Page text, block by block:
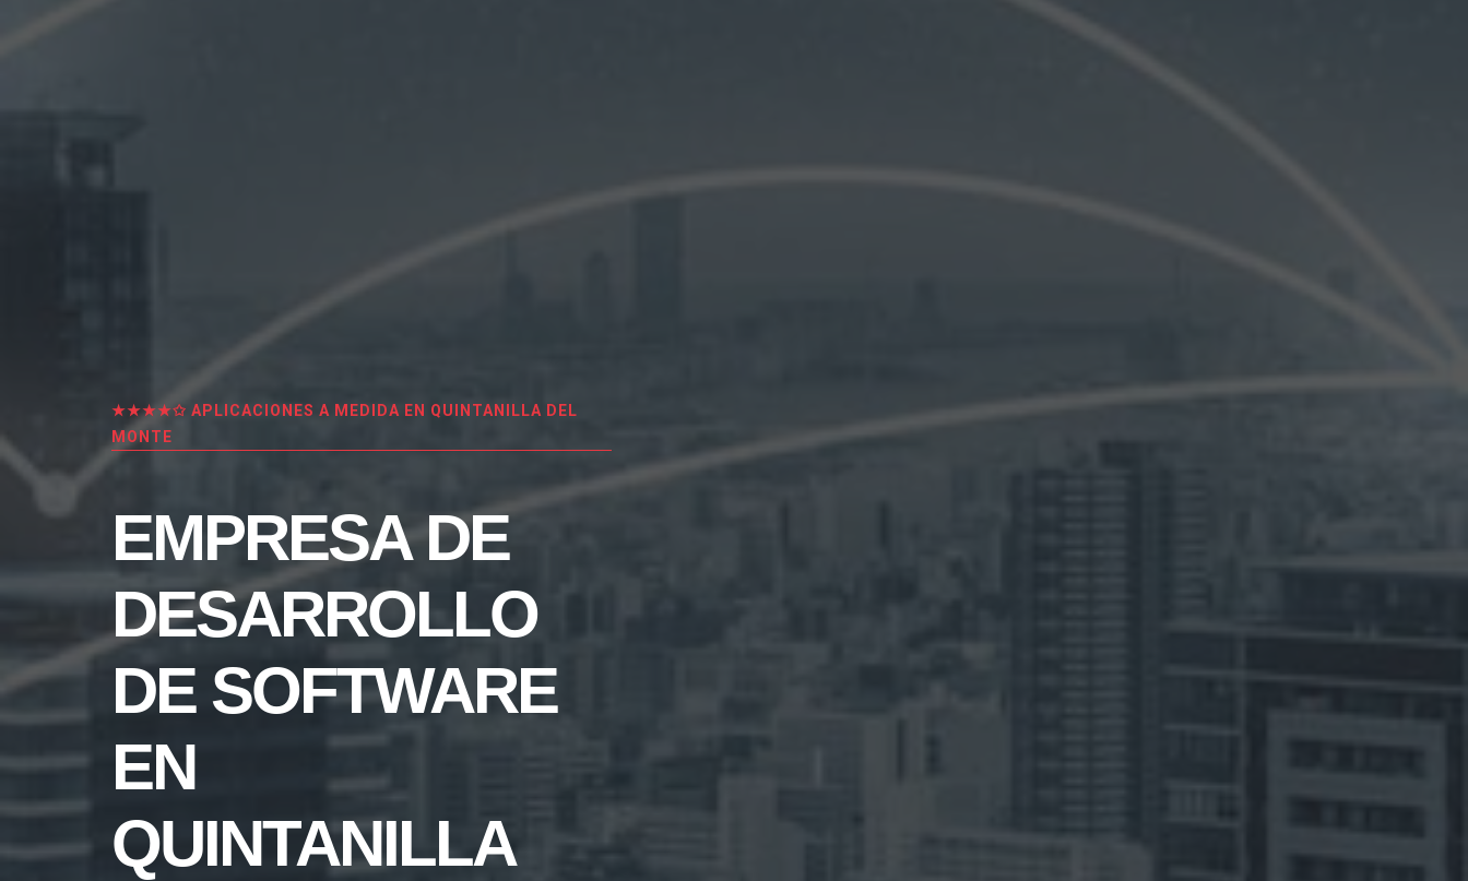
★★★★✩ APLICACIONES A MEDIDA EN QUINTANILLA DEL
MONTE
EMPRESA DE
DESARROLLO
DE SOFTWARE
EN
QUINTANILLA